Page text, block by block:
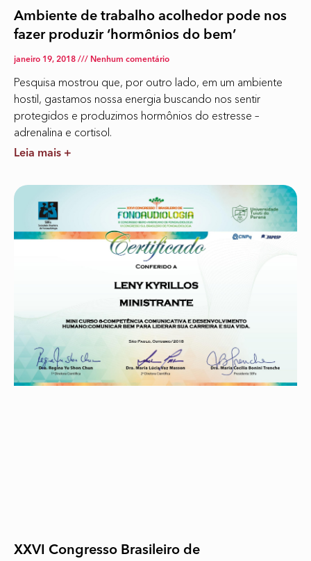
Ambiente de trabalho acolhedor pode nos
fazer produzir ‘hormônios do bem’
janeiro 19, 2018 Nenhum comentário
Pesquisa mostrou que, por outro lado, em um ambiente
hostil, gastamos nossa energia buscando nos sentir
protegidos e produzimos hormônios do estresse –
adrenalina e cortisol.
Leia mais +
XXVI Congresso Brasileiro de